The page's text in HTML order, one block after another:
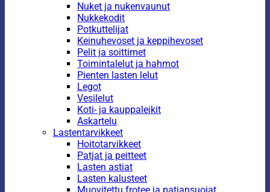
Nuket ja nukenvaunut
Nukkekodit
Potkuttelijat
Keinuhevoset ja keppihevoset
Pelit ja soittimet
Toimintalelut ja hahmot
Pienten lasten lelut
Legot
Vesilelut
Koti- ja kauppaleikit
Askartelu
Lastentarvikkeet
Hoitotarvikkeet
Patjat ja peitteet
Lasten astiat
Lasten kalusteet